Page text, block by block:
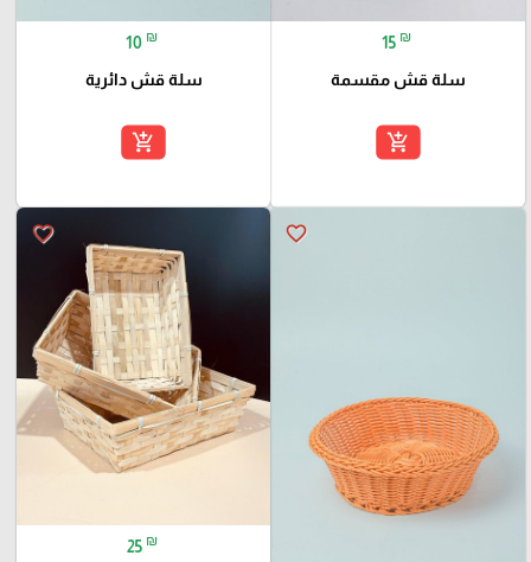
15 ₪
سلة قش مقسمة
add_shopping_cart
10 ₪
سلة قش دائرية
add_shopping_cart
favorite_border
favorite_border
25 ₪